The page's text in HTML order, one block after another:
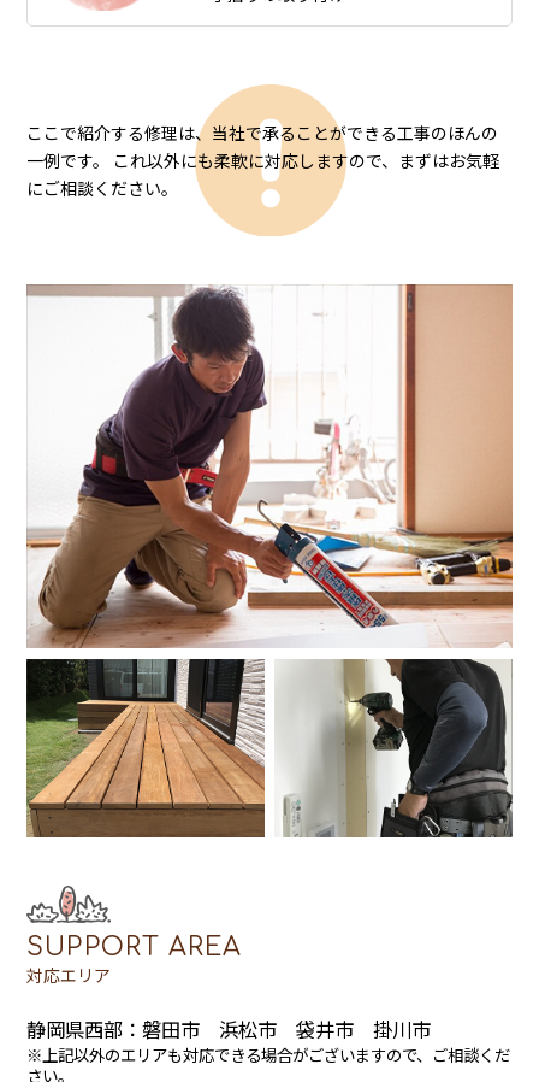
ここで紹介する修理は、当社で承ることができる工事のほんの
一例です。
これ以外にも柔軟に対応しますので、まずはお気軽
にご相談ください。
SUPPORT AREA
対応エリア
静岡県西部：磐田市 浜松市 袋井市 掛川市
※上記以外のエリアも対応できる場合がございますので、ご相談くだ
さい。